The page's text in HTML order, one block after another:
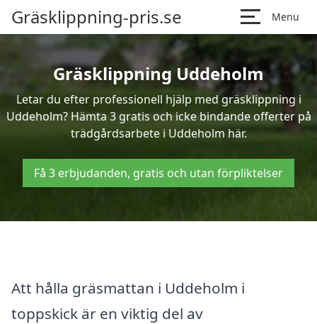
Gräsklippning-pris.se Menu
Gräsklippning Uddeholm
Letar du efter professionell hjälp med gräsklippning i
Uddeholm? Hämta 3 gratis och icke bindande offerter på
trädgårdsarbete i Uddeholm här.
Få 3 erbjudanden, gratis och utan förpliktelser
Att hålla gräsmattan i Uddeholm i
toppskick är en viktig del av